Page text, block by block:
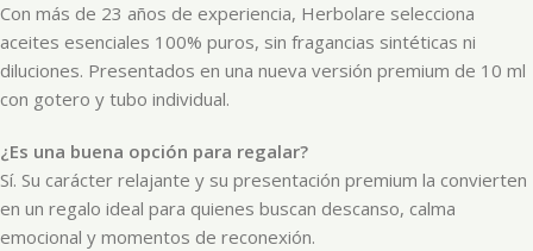
Con más de 23 años de experiencia, Herbolare selecciona
aceites esenciales 100% puros, sin fragancias sintéticas ni
diluciones. Presentados en una nueva versión premium de 10 ml
con gotero y tubo individual.
¿Es una buena opción para regalar?
Sí. Su carácter relajante y su presentación premium la convierten
en un regalo ideal para quienes buscan descanso, calma
emocional y momentos de reconexión.